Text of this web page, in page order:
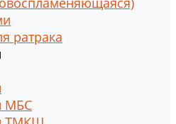
ратрака
МБС